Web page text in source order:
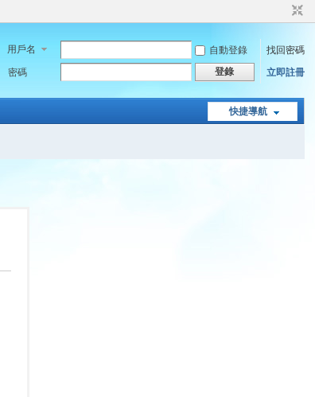
用戶名 自動登錄
找回密碼
密碼
登錄 立即註冊
快捷導航